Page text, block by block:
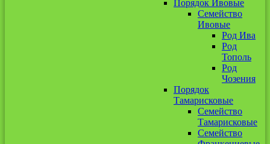
Порядок Ивовые
Семейство
Ивовые
Род Ива
Род
Тополь
Род
Чозения
Порядок
Тамарисковые
Семейство
Тамарисковые
Семейство